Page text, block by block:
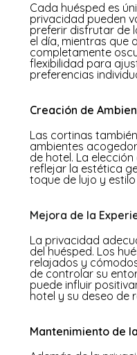
Cada huésped es
privacidad pueden
preferir disfrutar de
el día, mientras que
completamente
flexibilidad para
preferencias
Creación de
Las cortinas
ambientes
de hotel. La
reflejar la estética
toque de lujo y
Mejora de la
La privacidad
del huésped. Los
relajados y
de controlar su
puede influir
hotel y su deseo de
Mantenimiento de